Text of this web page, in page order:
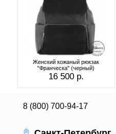
Женский кожаный рюкзак
"Франческа" (черный)
16 500 р.
8 (800) 700-94-17